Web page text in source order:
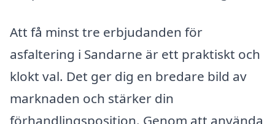
Att få minst tre erbjudanden för
asfaltering i Sandarne är ett praktiskt och
klokt val. Det ger dig en bredare bild av
marknaden och stärker din
förhandlingsposition. Genom att använda